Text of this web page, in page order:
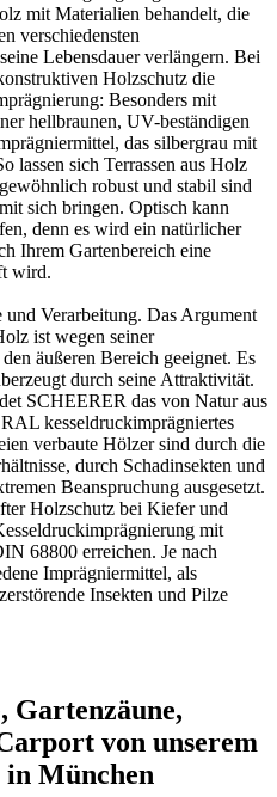
mit Materialien behandelt, die
verschiedensten
Lebensdauer verlängern. Bei
Holzschutz die
Besonders mit
hellbraunen, UV-beständigen
das silbergrau mit
lassen sich Terrassen aus Holz
robust und stabil sind
sich bringen. Optisch kann
denn es wird ein natürlicher
Ihrem Gartenbereich eine
wird.
Verarbeitung. Das Argument
ist wegen seiner
äußeren Bereich geeignet. Es
durch seine Attraktivität.
SCHEERER das von Natur aus
kesseldruckimprägniertes
verbaute Hölzer sind durch die
durch Schadinsekten und
Beanspruchung ausgesetzt.
Holzschutz bei Kiefer und
mit
68800 erreichen. Je nach
Imprägniermittel, als
Insekten und Pilze
Gartenzäune,
von unserem
in München